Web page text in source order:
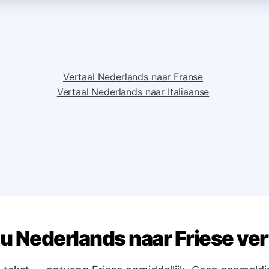
Vertaal Nederlands naar Franse
Vertaal Nederlands naar Italiaanse
Nederlands naar Friese